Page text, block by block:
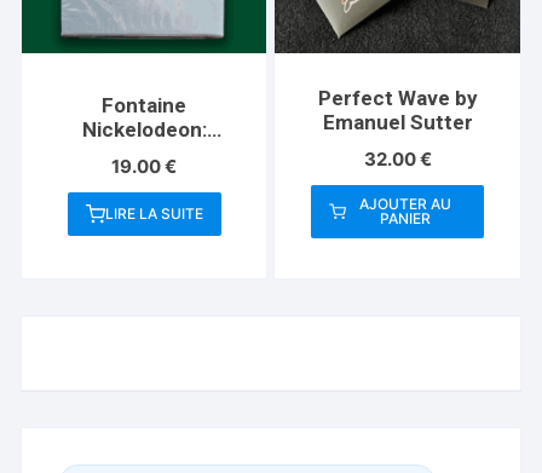
Fontaine
Nickelodeon:
Monsters Playing
Cards
19.00€
LIRE LA SUITE
Perfect Wave by
Emanuel Sutter
32.00€
AJOUTER AU
PANIER